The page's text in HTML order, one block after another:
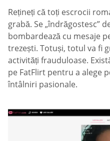
Rețineți că toți escrocii
grabă. Se „îndrăgostesc”
bombardează cu mesaje
trezești. Totuși, totul va fi
activități frauduloase.
pe FatFlirt pentru a alege
întâlniri pasionale.